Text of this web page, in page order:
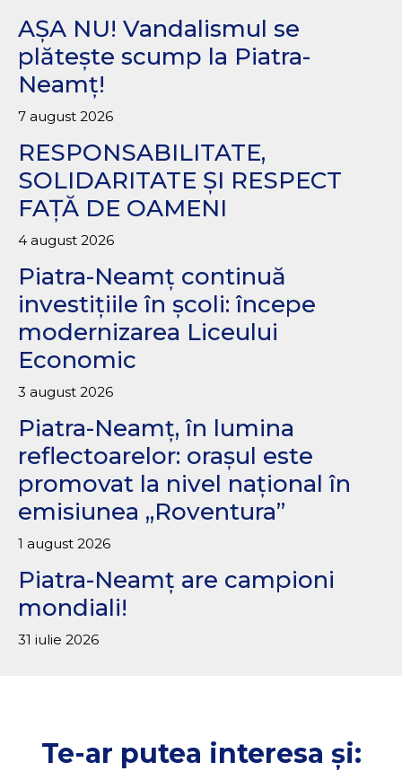
AȘA NU! Vandalismul se
plătește scump la Piatra-
Neamț!
7 august 2026
RESPONSABILITATE,
SOLIDARITATE ȘI RESPECT
FAȚĂ DE OAMENI
4 august 2026
Piatra-Neamț continuă
investițiile în școli: începe
modernizarea Liceului
Economic
3 august 2026
Piatra-Neamț, în lumina
reflectoarelor: orașul este
promovat la nivel național în
emisiunea „Roventura”
1 august 2026
Piatra-Neamț are campioni
mondiali!
31 iulie 2026
Te-ar putea interesa și: